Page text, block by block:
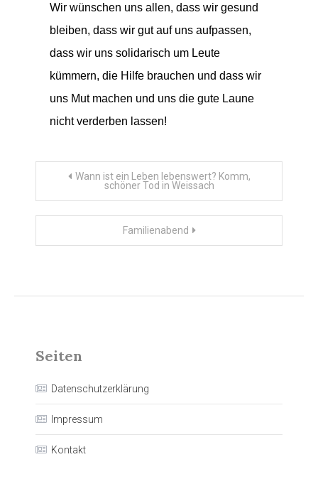
Wir wünschen uns allen, dass wir gesund
bleiben, dass wir gut auf uns aufpassen,
dass wir uns solidarisch um Leute
kümmern, die Hilfe brauchen und dass wir
uns Mut machen und uns die gute Laune
nicht verderben lassen!
Beitragsnavigation
Wann ist ein Leben lebenswert? Komm,
schöner Tod in Weissach
Familienabend
Seiten
Datenschutzerklärung
Impressum
Kontakt